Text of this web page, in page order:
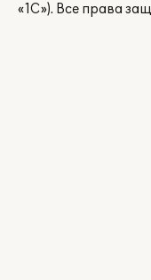
«1С»). Все права